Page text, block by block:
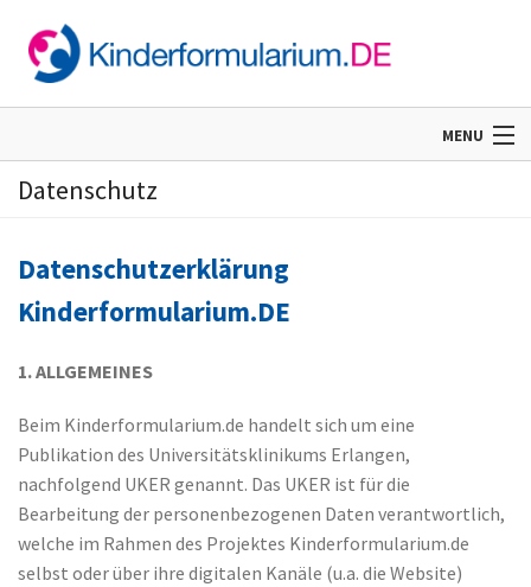
MENU
Home
Informationen
Datenschutz
Datenschutzerklärung
Kinderformularium.DE
1. ALLGEMEINES
Beim Kinderformularium.de handelt sich um eine
Publikation des Universitätsklinikums Erlangen,
nachfolgend UKER genannt. Das UKER ist für die
Bearbeitung der personenbezogenen Daten verantwortlich,
welche im Rahmen des Projektes Kinderformularium.de
selbst oder über ihre digitalen Kanäle (u.a. die Website)